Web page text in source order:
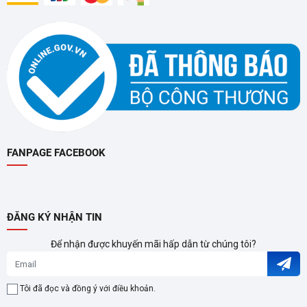
Chế độ tự động, chế độ ngủ và chế độ tiết kiệm điện:
ứng mọi nhu cầu sử dụng, mang lại sự tiện lợi và thoải mái.
Cảm biến ánh sáng tự động chuyển sang chế độ ngủ:Hoạt
động êm ái, không gây tiếng ồn, cho giấc ngủ ngon và sâu
Xuất xứ từ Hàn Quốc - Chất lượng vượt trội
chất lượng và độ bền vượt trội.
Thương hiệu Coway uy tín, được người tiêu dùng trên toàn thế
giới tin dùng.
FANPAGE FACEBOOK
ĐĂNG KÝ NHẬN TIN
Để nhận được khuyến mãi hấp dẫn từ chúng tôi?
Tôi đã đọc và đồng ý với điều khoản.